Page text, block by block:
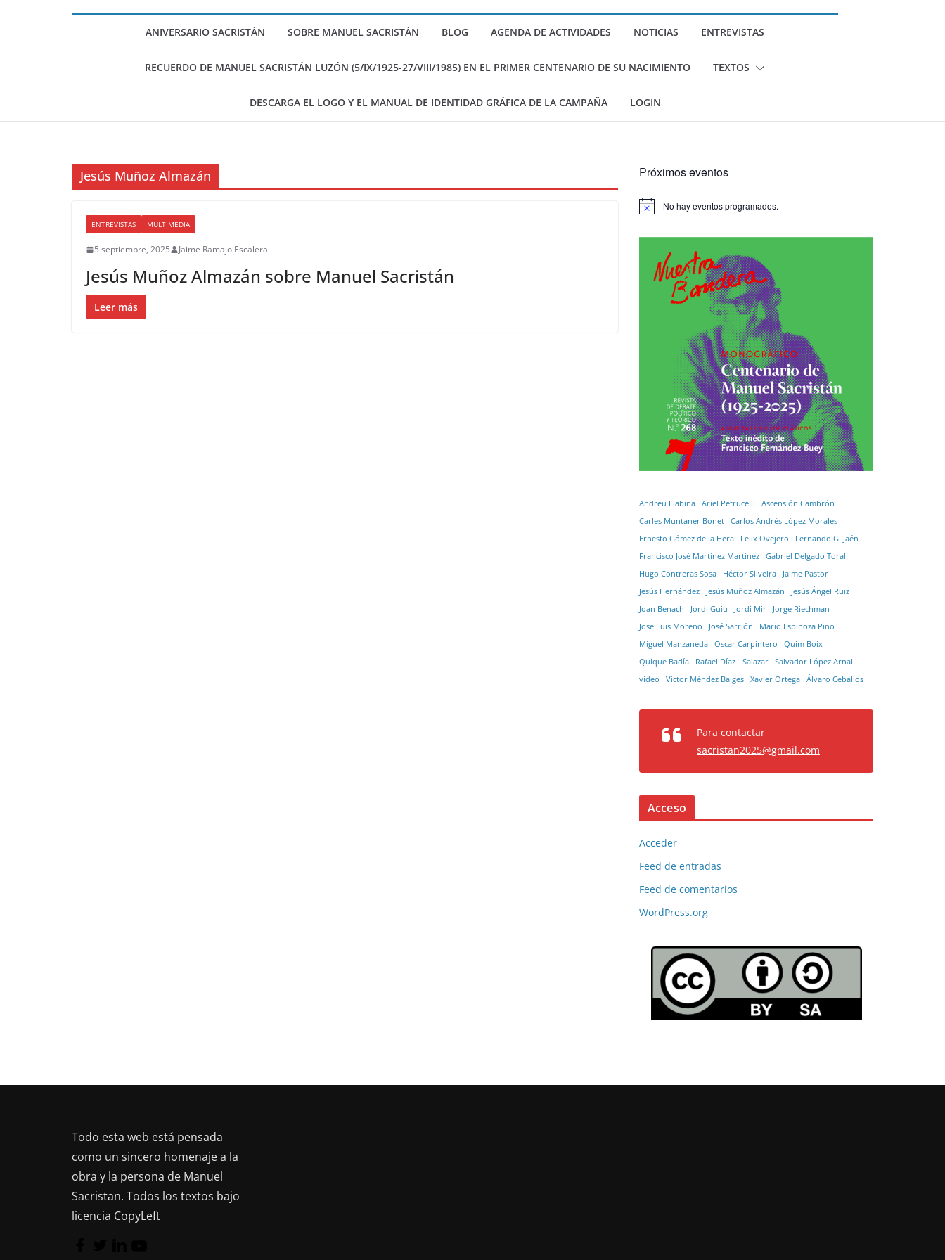
Escritos de Sacristán sobre Gramsci
(II)
Selección de escritos de Sacristán
ANIVERSARIO SACRISTÁN SOBRE MANUEL SACRISTÁN BLOG AGENDA DE ACTIVIDADES NOTICIAS ENTREVISTAS
RECUERDO DE MANUEL SACRISTÁN LUZÓN (5/IX/1925-27/VIII/1985) EN EL PRIMER CENTENARIO DE SU NACIMIENTO TEXTOS
DESCARGA EL LOGO Y EL MANUAL DE IDENTIDAD GRÁFICA DE LA CAMPAÑA LOGIN
Jesús Muñoz Almazán
ENTREVISTAS MULTIMEDIA
5 septiembre, 2025 Jaime Ramajo Escalera
Jesús Muñoz Almazán sobre Manuel Sacristán
Leer más
Próximos eventos
No hay eventos programados.
Andreu Llabina Ariel Petrucelli
Ascensión Cambrón
Carles Muntaner Bonet
Carlos Andrés López Morales
Ernesto Gómez de la Hera
Felix Ovejero
Fernando G. Jaén
Francisco José Martínez Martínez
Gabriel Delgado Toral
Hugo Contreras Sosa
Héctor Silveira
Jaime Pastor
Jesús Hernández
Jesús Muñoz Almazán
Jesús Ángel Ruiz
Joan Benach
Jordi Guiu Jordi Mir
Jorge Riechman
Jose Luis Moreno
José Sarrión
Mario Espinoza Pino
Miguel Manzaneda
Oscar Carpintero
Quim Boix
Quique Badía
Rafael Díaz - Salazar
Salvador López Arnal
vìdeo
Víctor Méndez Baiges Xavier Ortega Álvaro Ceballos
Para contactar
sacristan2025@gmail.com
Acceso
Acceder
Feed de entradas
Feed de comentarios
WordPress.org
Todo esta web está pensada
como un sincero homenaje a la
obra y la persona de Manuel
Sacristan. Todos los textos bajo
licencia CopyLeft